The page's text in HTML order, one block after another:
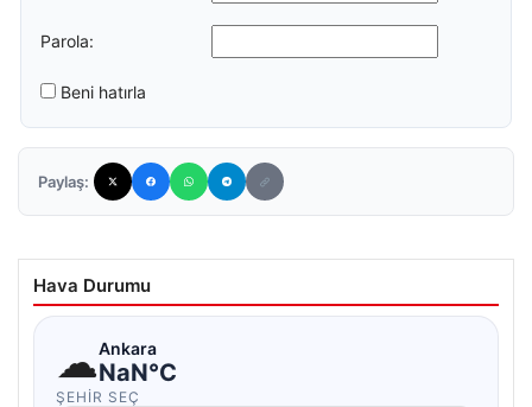
Parola:
Beni hatırla
Paylaş:
Hava Durumu
☁Ankara
NaN°C
ŞEHIR SEÇ